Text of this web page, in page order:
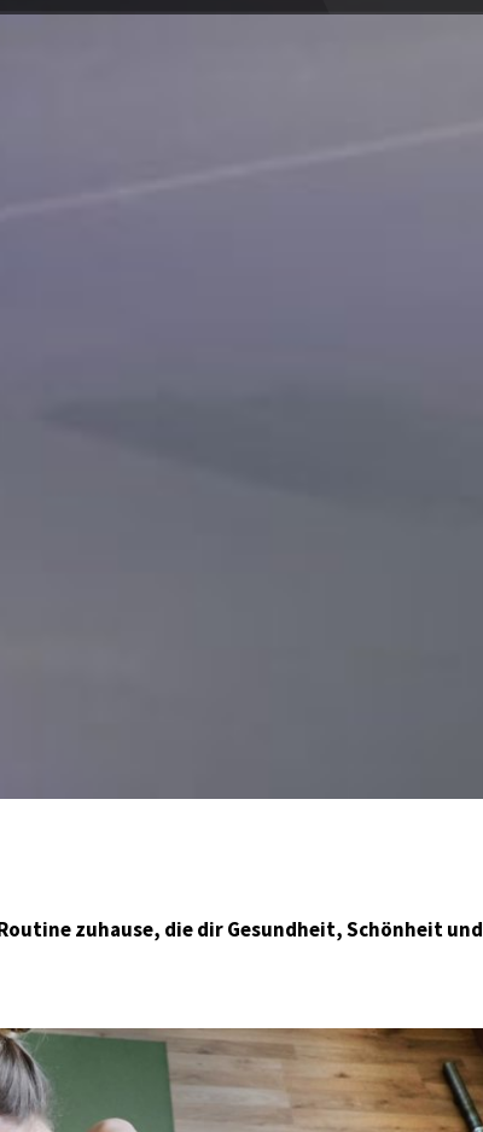
zuhause, die dir Gesundheit, Schönheit und